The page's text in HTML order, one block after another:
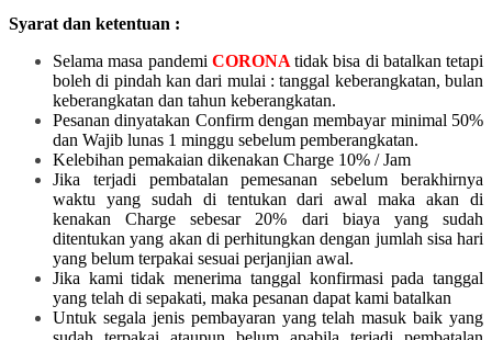
Syarat dan ketentuan :
Selama masa pandemi CORONA tidak bisa di batalkan tetapi
boleh di pindah kan dari mulai :tanggal keberangkatan, bulan
keberangkatan dan tahun keberangkatan.
Pesanan dinyatakan Confirm dengan membayar minimal 50%
dan Wajib lunas 1 minggu sebelum pemberangkatan.
Kelebihan pemakaian dikenakan Charge 10% / Jam
Jika terjadi pembatalan pemesanan sebelum berakhirnya
waktu yang sudah di tentukan dari awal maka akan di
kenakan Charge sebesar 20% dari biaya yang sudah
ditentukan yang akan di perhitungkan dengan jumlah sisa hari
yang belum terpakai sesuai perjanjian awal.
Jika kami tidak menerima tanggal konfirmasi pada tanggal
yang telah di sepakati, maka pesanan dapat kami batalkan
Untuk segala jenis pembayaran yang telah masuk baik yang